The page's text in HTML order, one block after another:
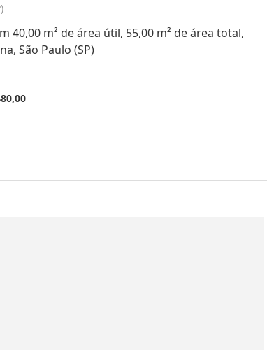
m² de área útil, 55,00 m² de área total,
São Paulo (SP)